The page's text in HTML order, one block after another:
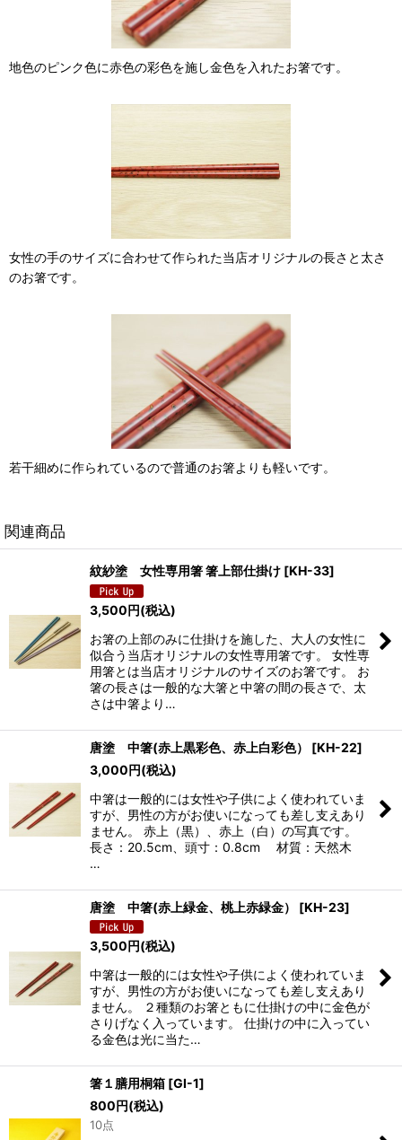
地色のピンク色に赤色の彩色を施し金色を入れたお箸です。
女性の手のサイズに合わせて作られた当店オリジナルの長さと太さ
のお箸です。
若干細めに作られているので普通のお箸よりも軽いです。
関連商品
紋紗塗 女性専用箸 箸上部仕掛け [KH-33]
3,500円(税込)
お箸の上部のみに仕掛けを施した、大人の女性に
似合う当店オリジナルの女性専用箸です。 女性専
用箸とは当店オリジナルのサイズのお箸です。 お
箸の長さは一般的な大箸と中箸の間の長さで、太
さは中箸より…
唐塗 中箸(赤上黒彩色、赤上白彩色） [KH-22]
3,000円(税込)
中箸は一般的には女性や子供によく使われていま
すが、男性の方がお使いになっても差し支えあり
ません。 赤上（黒）、赤上（白）の写真です。
長さ：20.5cm、頭寸：0.8cm 材質：天然木
…
唐塗 中箸(赤上緑金、桃上赤緑金） [KH-23]
3,500円(税込)
中箸は一般的には女性や子供によく使われていま
すが、男性の方がお使いになっても差し支えあり
ません。 ２種類のお箸ともに仕掛けの中に金色が
さりげなく入っています。 仕掛けの中に入ってい
る金色は光に当た…
箸１膳用桐箱 [GI-1]
800円(税込)
10点